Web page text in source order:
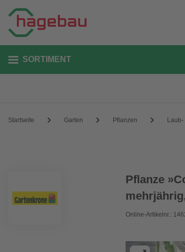
SORTIMENT
Startseite Garten Pflanzen Laub-
Pflanze
Online-Artikelnr.: